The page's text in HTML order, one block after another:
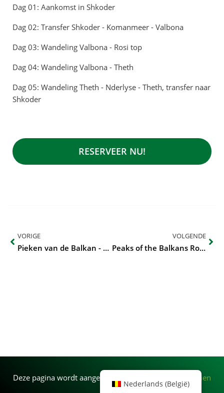
Dag 01: Aankomst in Shkoder
Dag 02: Transfer Shkoder - Komanmeer - Valbona
Dag 03: Wandeling Valbona - Rosi top
Dag 04: Wandeling Valbona - Theth
Dag 05: Wandeling Theth - Nderlyse - Theth, transfer naar
Shkoder
RESERVEER NU!
VORIGE
Pieken van de Balkan - Voeding
VOLGENDE
Peaks of the Balkans Route 7 Dagen
Deze pagina wordt aangeboden door Abenteuer Albanien
Nederlands (België)